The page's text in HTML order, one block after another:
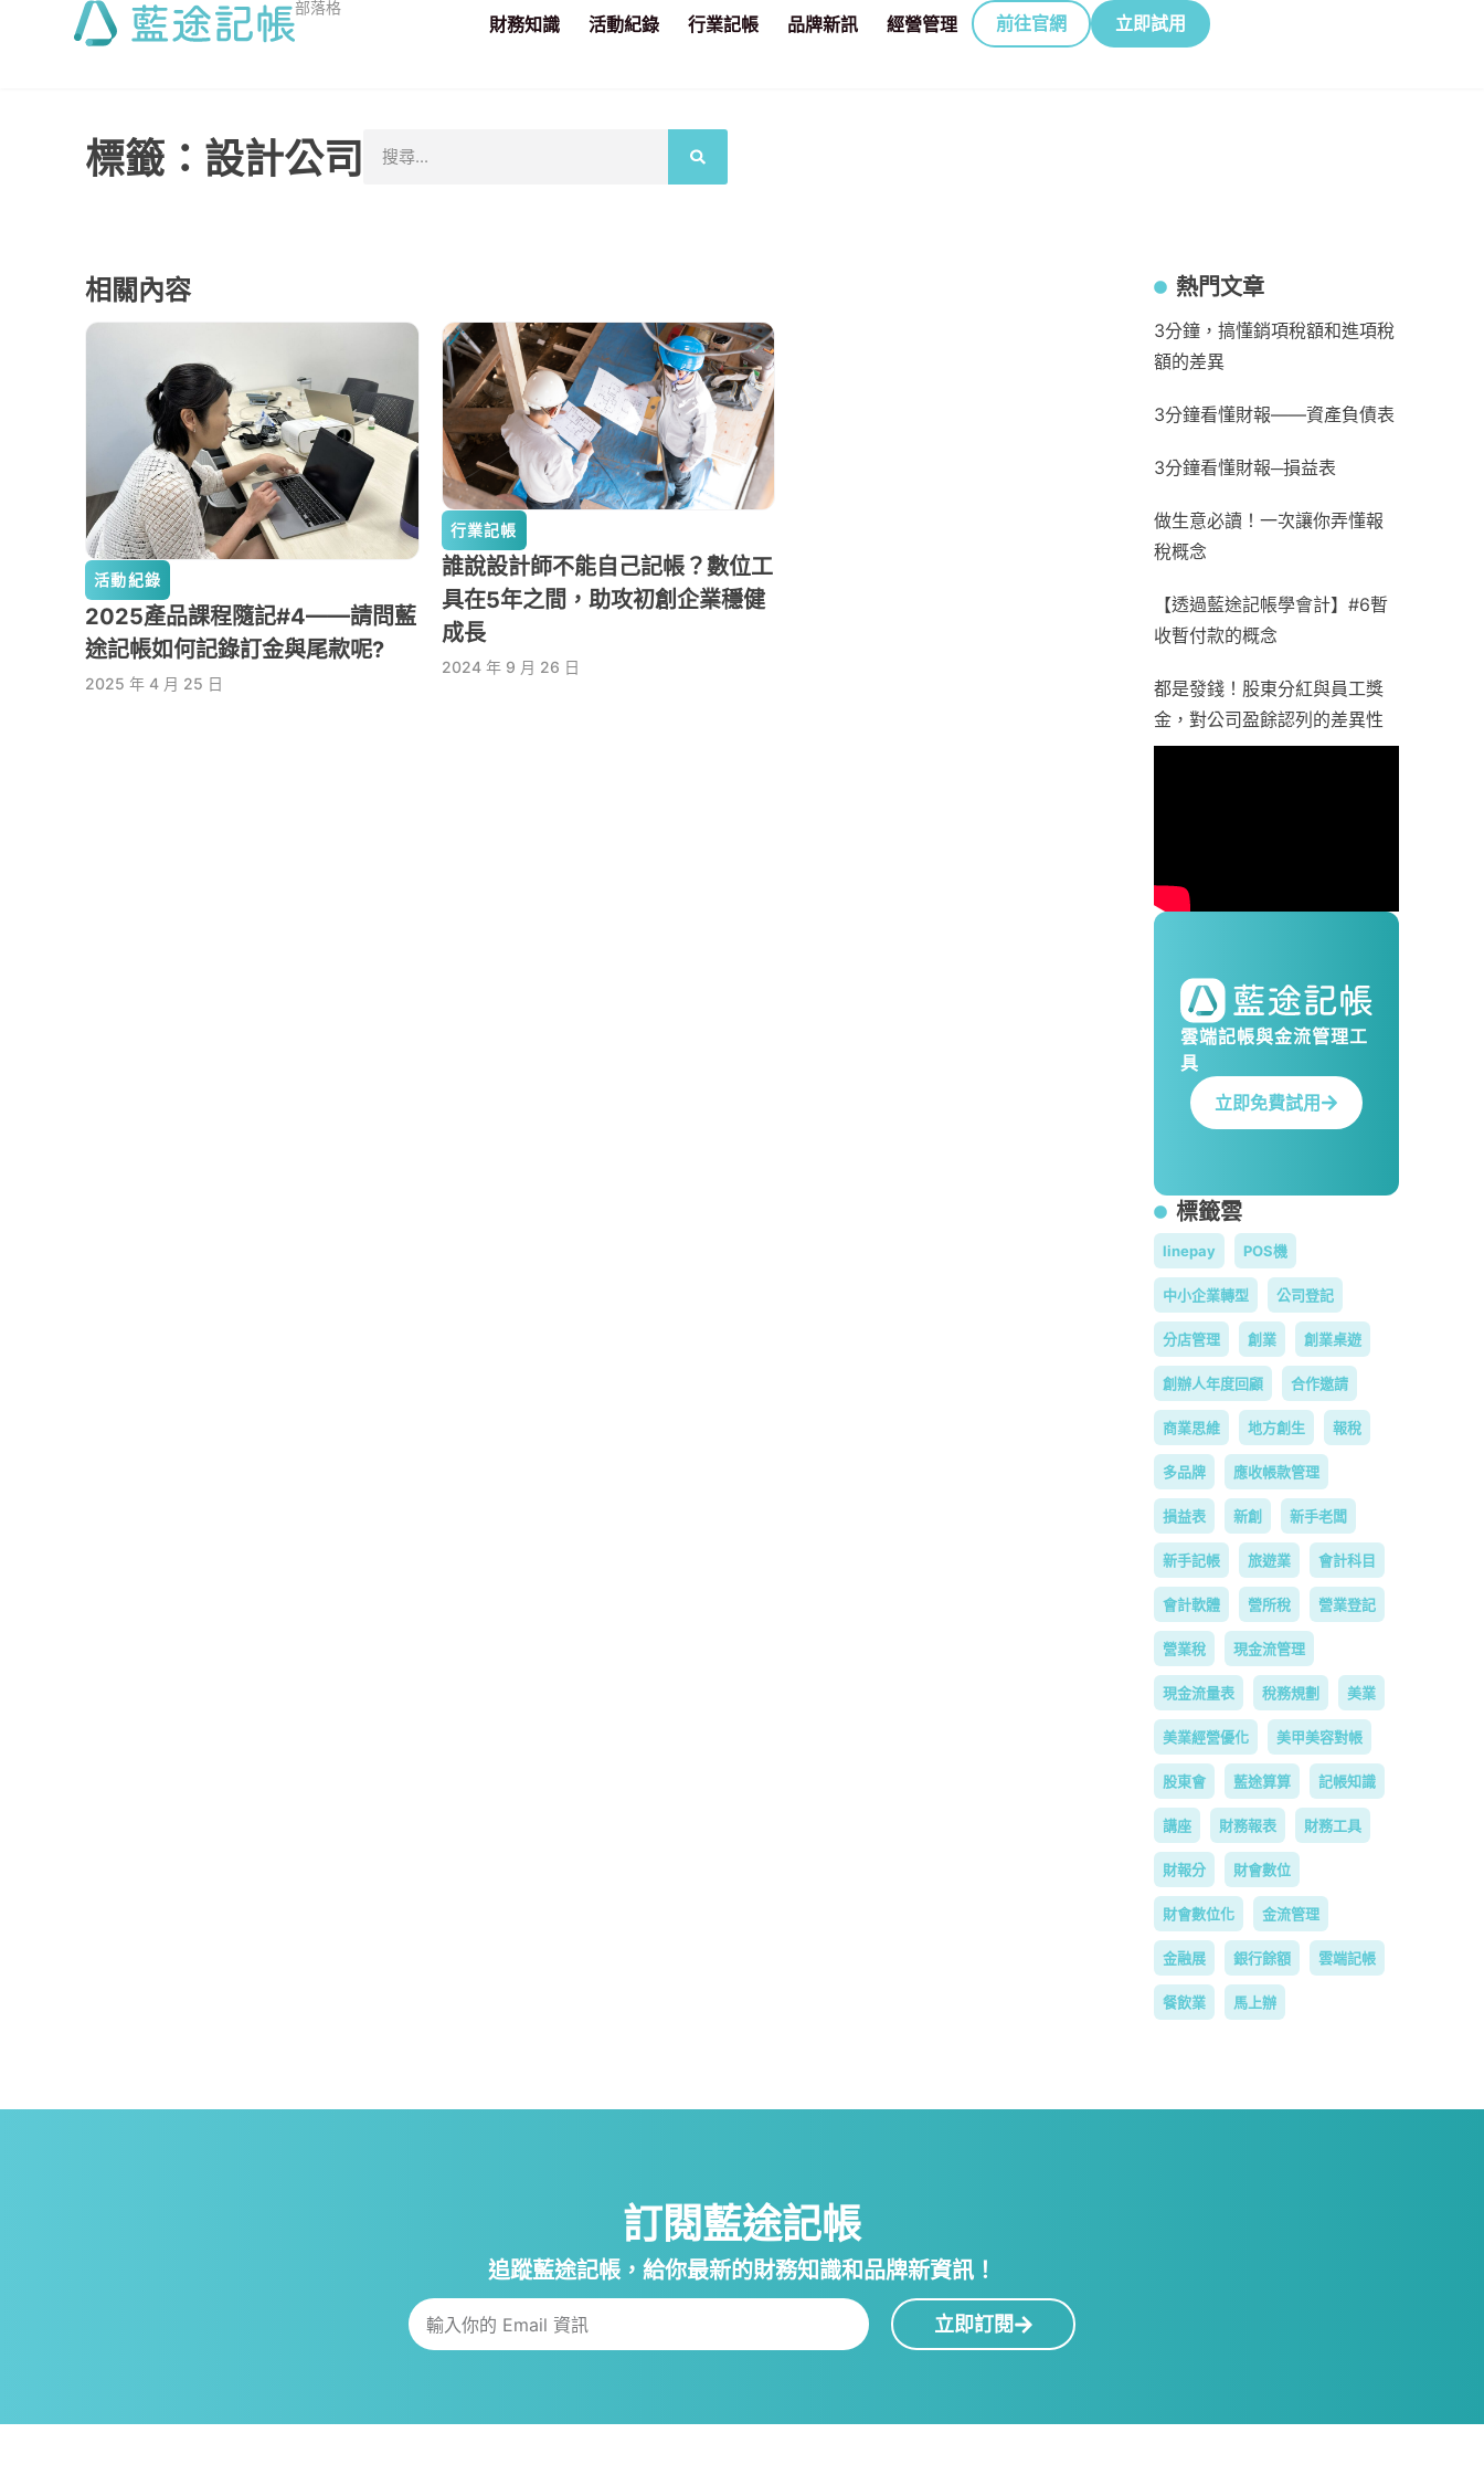
部落格
財務知識 活動紀錄 行業記帳 品牌新訊 經營管理 前往官網 立即試用
標籤：設計公司
相關內容
活動紀錄
2025產品課程隨記#4——請問藍
途記帳如何記錄訂金與尾款呢?
2025 年 4 月 25 日
行業記帳
誰說設計師不能自己記帳？數位工
具在5年之間，助攻初創企業穩健
成長
2024 年 9 月 26 日
熱門文章
3分鐘，搞懂銷項稅額和進項稅
額的差異
3分鐘看懂財報——資產負債表
3分鐘看懂財報─損益表
做生意必讀！一次讓你弄懂報
稅概念
【透過藍途記帳學會計】#6暫
收暫付款的概念
都是發錢！股東分紅與員工獎
金，對公司盈餘認列的差異性
雲端記帳與金流管理工
具
立即免費試用
標籤雲
linepay POS機
中小企業轉型 公司登記
分店管理 創業 創業桌遊
創辦人年度回顧 合作邀請
商業思維 地方創生 報稅
多品牌 應收帳款管理
損益表 新創 新手老闆
新手記帳 旅遊業 會計科目
會計軟體 營所稅 營業登記
營業稅 現金流管理
現金流量表 稅務規劃 美業
美業經營優化 美甲美容對帳
股東會 藍途算算 記帳知識
講座 財務報表 財務工具
財報分 財會數位
財會數位化 金流管理
金融展 銀行餘額 雲端記帳
餐飲業 馬上辦
訂閱藍途記帳
追蹤藍途記帳，給你最新的財務知識和品牌新資訊！
立即訂閱